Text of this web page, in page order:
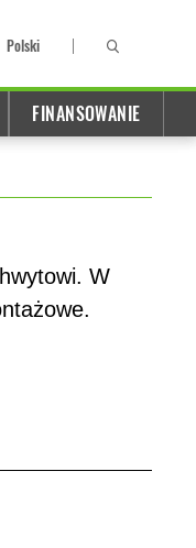
Polski
FINANSOWANIE
W